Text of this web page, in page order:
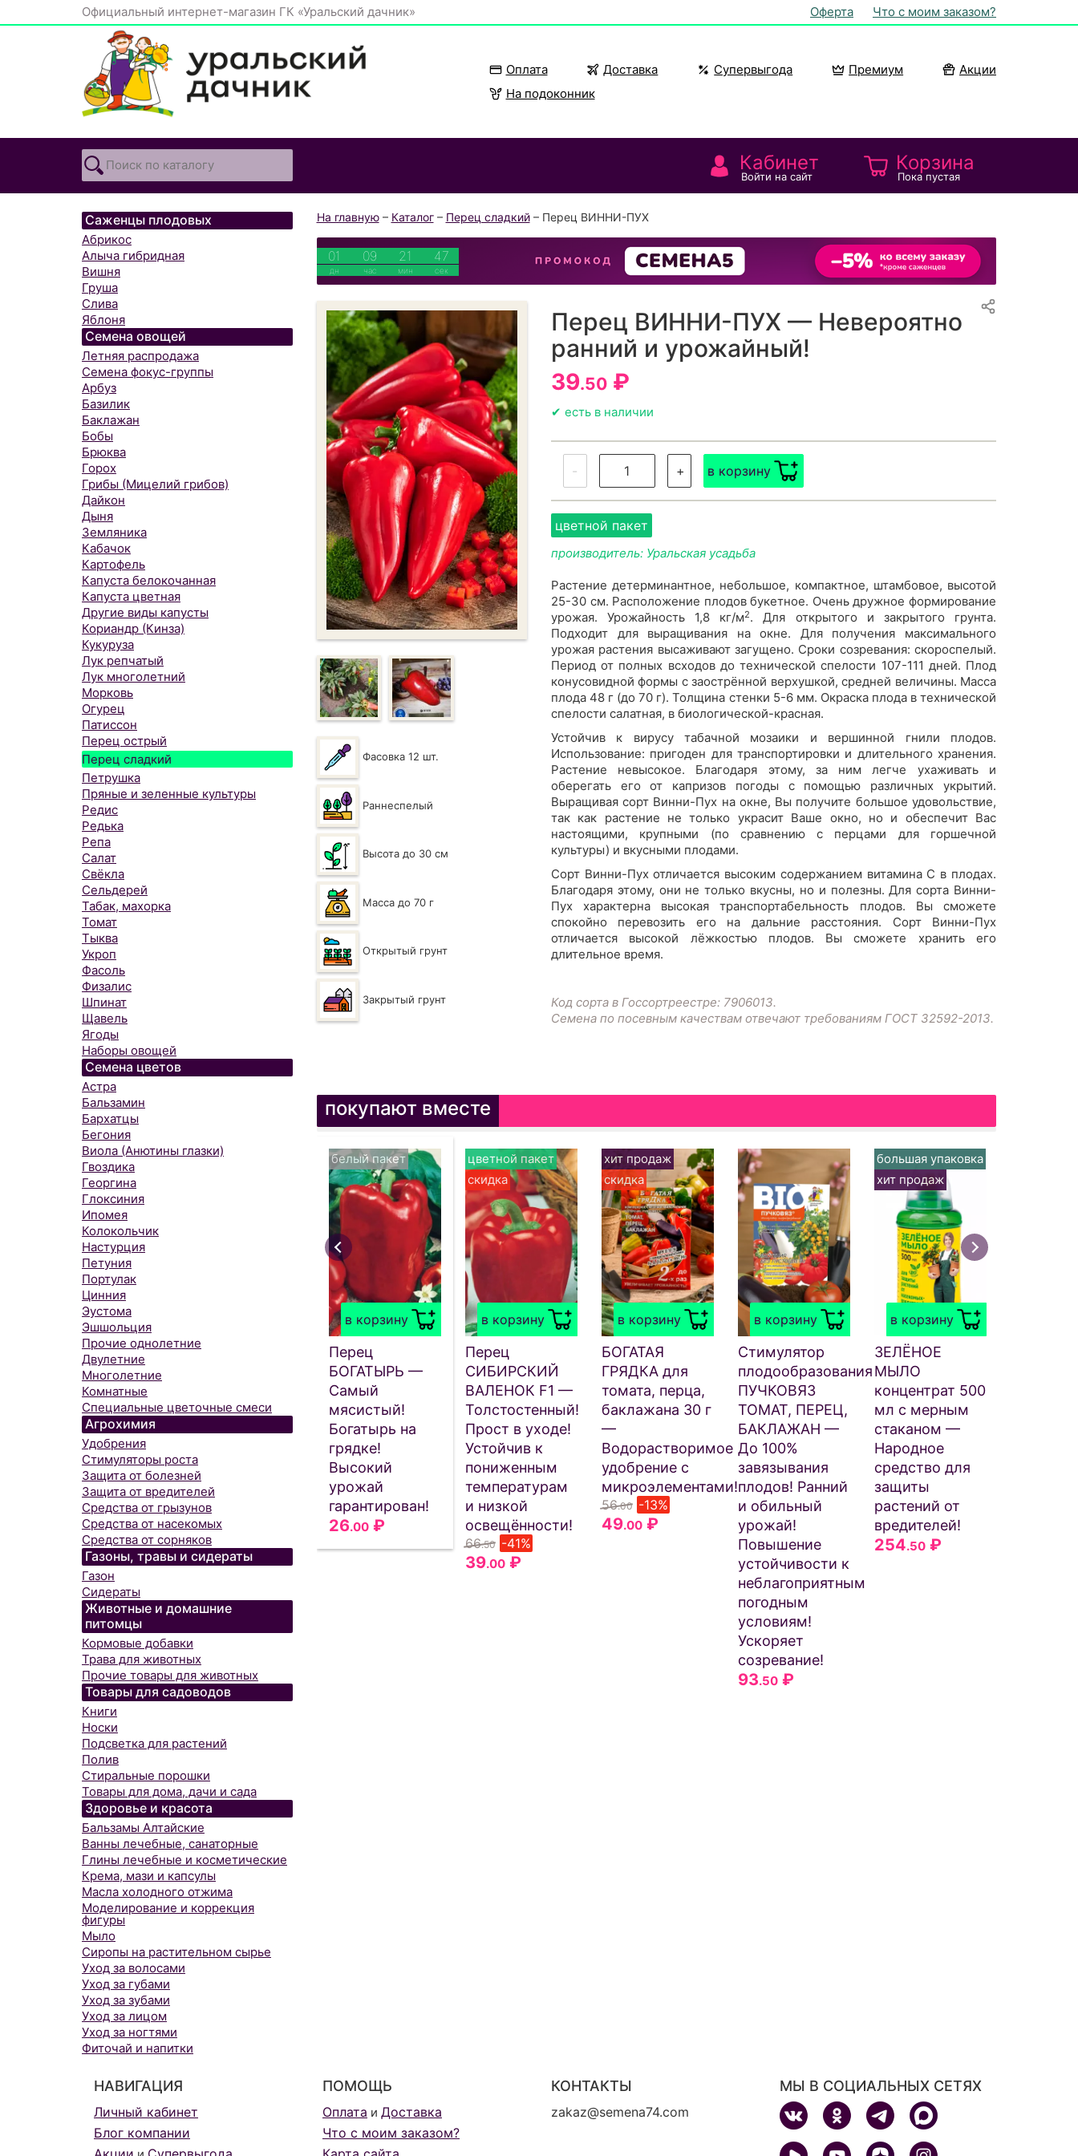
Официальный интернет-магазин ГК «Уральский дачник» Оферта Что с моим заказом?
Оплата Доставка Супервыгода Премиум
Акции
На подоконник
Кабинет
Войти на сайт
Корзина
Пока пустая
Саженцы плодовых
Абрикос
Алыча гибридная
Вишня
Груша
Слива
Яблоня
Семена овощей
Летняя распродажа
Семена фокус-группы
Арбуз
Базилик
Баклажан
Бобы
Брюква
Горох
Грибы (Мицелий грибов)
Дайкон
Дыня
Земляника
Кабачок
Картофель
Капуста белокочанная
Капуста цветная
Другие виды капусты
Кориандр (Кинза)
Кукуруза
Лук репчатый
Лук многолетний
Морковь
Огурец
Патиссон
Перец острый
Перец сладкий
Петрушка
Пряные и зеленные культуры
Редис
Редька
Репа
Салат
Свёкла
Сельдерей
Табак, махорка
Томат
Тыква
Укроп
Фасоль
Физалис
Шпинат
Щавель
Ягоды
Наборы овощей
Семена цветов
Астра
Бальзамин
Бархатцы
Бегония
Виола (Анютины глазки)
Гвоздика
Георгина
Глоксиния
Ипомея
Колокольчик
Настурция
Петуния
Портулак
Цинния
Эустома
Эшшольция
Прочие однолетние
Двулетние
Многолетние
Комнатные
Специальные цветочные смеси
Агрохимия
Удобрения
Стимуляторы роста
Защита от болезней
Защита от вредителей
Средства от грызунов
Средства от насекомых
Средства от сорняков
Газоны, травы и сидераты
Газон
Сидераты
Животные и домашние
питомцы
Кормовые добавки
Трава для животных
Прочие товары для животных
Товары для садоводов
Книги
Носки
Подсветка для растений
Полив
Стиральные порошки
Товары для дома, дачи и сада
Здоровье и красота
Бальзамы Алтайские
Ванны лечебные, санаторные
Глины лечебные и косметические
Крема, мази и капсулы
Масла холодного отжима
Моделирование и коррекция
фигуры
Мыло
Сиропы на растительном сырье
Уход за волосами
Уход за губами
Уход за зубами
Уход за лицом
Уход за ногтями
Фиточай и напитки
На главную– Каталог– Перец сладкий– Перец ВИННИ-ПУХ
01
дн
09
час
21
мин
46
сек
Фасовка 12 шт.
Раннеспелый
Высота до 30 см
Масса до 70 г
Открытый грунт
Закрытый грунт
Перец ВИННИ-ПУХ — Невероятно
ранний и урожайный!
39.50₽
✔ есть в наличии
- + в корзину
цветной пакет
производитель: Уральская усадьба
Растение детерминантное, небольшое, компактное, штамбовое, высотой
25-30 см. Расположение плодов букетное. Очень дружное формирование
урожая. Урожайность 1,8 кг/м2. Для открытого и закрытого грунта.
Подходит для выращивания на окне. Для получения максимального
урожая растения высаживают загущено. Сроки созревания: скороспелый.
Период от полных всходов до технической спелости 107-111 дней. Плод
конусовидной формы с заострённой верхушкой, средней величины. Масса
плода 48 г (до 70 г). Толщина стенки 5-6 мм. Окраска плода в технической
спелости салатная, в биологической-красная.
Устойчив к вирусу табачной мозаики и вершинной гнили плодов.
Использование: пригоден для транспортировки и длительного хранения.
Растение невысокое. Благодаря этому, за ним легче ухаживать и
оберегать его от капризов погоды с помощью различных укрытий.
Выращивая сорт Винни-Пух на окне, Вы получите большое удовольствие,
так как растение не только украсит Ваше окно, но и обеспечит Вас
настоящими, крупными (по сравнению с перцами для горшечной
культуры) и вкусными плодами.
Сорт Винни-Пух отличается высоким содержанием витамина С в плодах.
Благодаря этому, они не только вкусны, но и полезны. Для сорта Винни-
Пух характерна высокая транспортабельность плодов. Вы сможете
спокойно перевозить его на дальние расстояния. Сорт Винни-Пух
отличается высокой лёжкостью плодов. Вы сможете хранить его
длительное время.
Код сорта в Госсортреестре: 7906013.
Семена по посевным качествам отвечают требованиям ГОСТ 32592-2013.
покупают вместе
в корзину
белый пакет
Перец
БОГАТЫРЬ —
Самый
мясистый!
Богатырь на
грядке!
Высокий
урожай
гарантирован!
26.00₽
в корзину
цветной пакет
скидка
Перец
СИБИРСКИЙ
ВАЛЕНОК F1 —
Толстостенный!
Прост в уходе!
Устойчив к
пониженным
температурам
и низкой
освещённости!
66.50 -41%
39.00₽
в корзину
хит продаж
скидка
БОГАТАЯ
ГРЯДКА для
томата, перца,
баклажана 30 г
—
Водорастворимое
удобрение с
микроэлементами!
56.00 -13%
49.00₽
в корзину
Стимулятор
плодообразования
ПУЧКОВЯЗ
ТОМАТ, ПЕРЕЦ,
БАКЛАЖАН —
До 100%
завязывания
плодов! Ранний
и обильный
урожай!
Повышение
устойчивости к
неблагоприятным
погодным
условиям!
Ускоряет
созревание!
93.50₽
в корзину
большая упаковка
хит продаж
ЗЕЛЁНОЕ
МЫЛО
концентрат 500
мл с мерным
стаканом —
Народное
средство для
защиты
растений от
вредителей!
254.50₽
НАВИГАЦИЯ
Личный кабинет
Блог компании
ПОМОЩЬ
Оплата и Доставка
Что с моим заказом?
КОНТАКТЫ
zakaz@semena74.com
МЫ В СОЦИАЛЬНЫХ СЕТЯХ